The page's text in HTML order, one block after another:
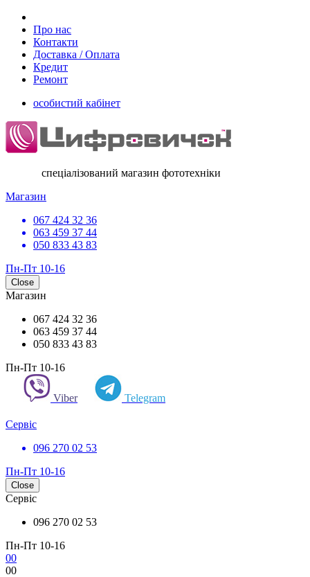
Про нас
Контакти
Доставка / Оплата
Кредит
Ремонт
особистий кабінет
спеціалізований магазин фототехніки
Магазин
067 424 32 36
063 459 37 44
050 833 43 83
Пн-Пт 10-16
Close
Магазин
067 424 32 36
063 459 37 44
050 833 43 83
Пн-Пт 10-16
Viber Telegram
Сервіс
096 270 02 53
Пн-Пт 10-16
Close
Сервіс
096 270 02 53
Пн-Пт 10-16
00
00